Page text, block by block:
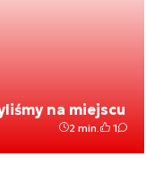
na miejscu
2 min. 1